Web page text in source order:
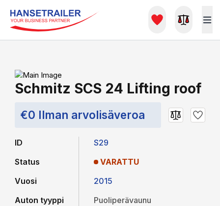
Schmitz SCS 24 Lifting roof
€0 Ilman arvolisäveroa
ID
Status
Vuosi
Auton tyyppi
S29
VARATTU
2015
Puoliperävaunu